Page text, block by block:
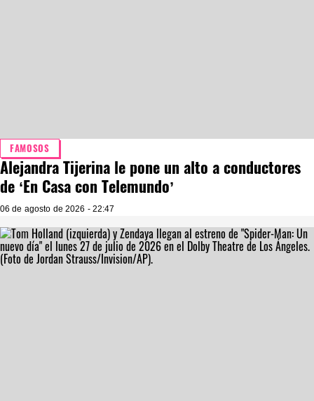
FAMOSOS
Alejandra Tijerina le pone un alto a conductores
de ‘En Casa con Telemundo’
06 de agosto de 2026 - 22:47